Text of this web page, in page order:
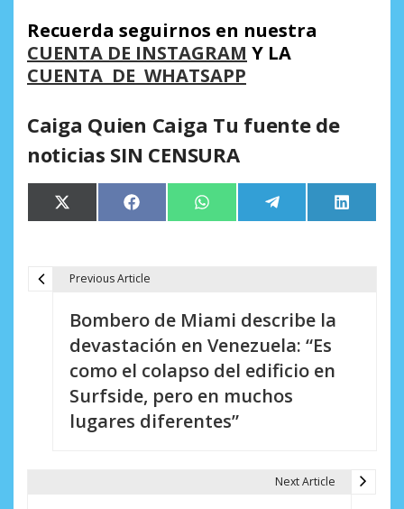
Recuerda seguirnos en nuestra
CUENTA DE INSTAGRAM Y LA
CUENTA DE WHATSAPP
Caiga Quien Caiga Tu fuente de
noticias SIN CENSURA
Compartir
en
X
(Twitter)
Compartir
en
Facebook Compartir
en
WhatsApp Compartir
en
Telegram
en
LinkedIn
Previous Article
Bombero de Miami describe la
devastación en Venezuela: “Es
como el colapso del edificio en
Surfside, pero en muchos
lugares diferentes”
Next Article